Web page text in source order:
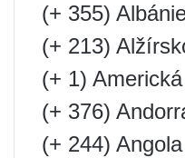
(+ 355)
(+ 213)
(+ 1)
(+ 376)
(+ 244) Angola